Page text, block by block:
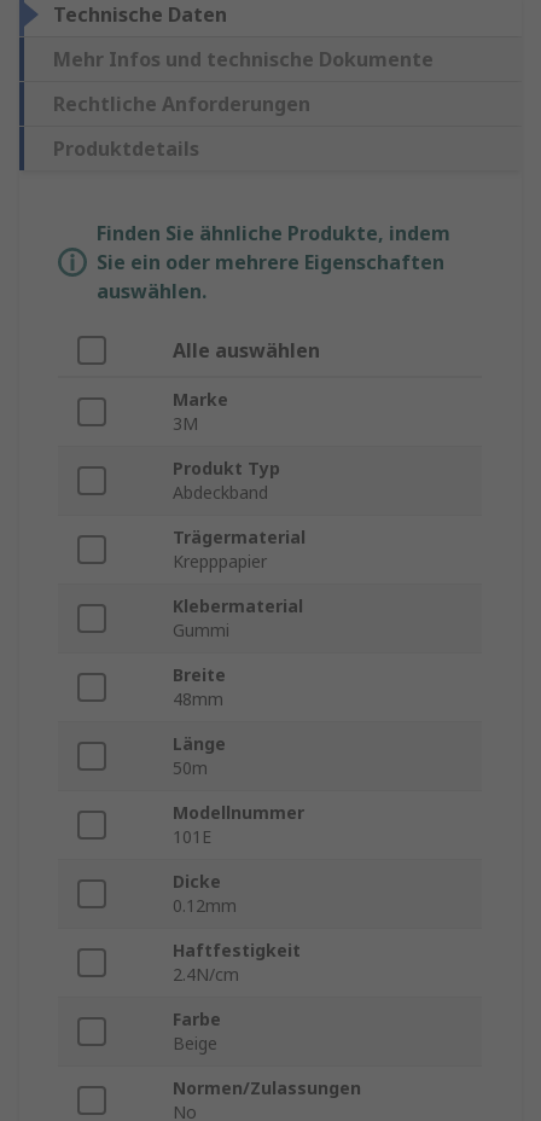
Technische Daten
Mehr Infos und technische Dokumente
Rechtliche Anforderungen
Produktdetails
Finden Sie ähnliche Produkte, indem
Sie ein oder mehrere Eigenschaften
auswählen.
Alle auswählen
Marke
3M
Produkt Typ
Abdeckband
Trägermaterial
Krepppapier
Klebermaterial
Gummi
Breite
48mm
Länge
50m
Modellnummer
101E
Dicke
0.12mm
Haftfestigkeit
2.4N/cm
Farbe
Beige
Normen/Zulassungen
No